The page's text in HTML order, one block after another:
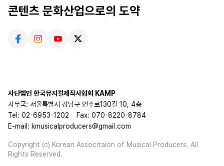
콘텐츠 문화산업으로의 도약
사단법인 한국뮤지컬제작사협회 KAMP
사무국: 서울특별시 강남구 언주로130길 10, 4층
Tel: 02-6953-1202
Fax: 070-8220-8784
E-mail: kmusicalproducers@gmail.com
Copyright (c) Korean Associtaion of Musical Producers. All
Rights Reserved.